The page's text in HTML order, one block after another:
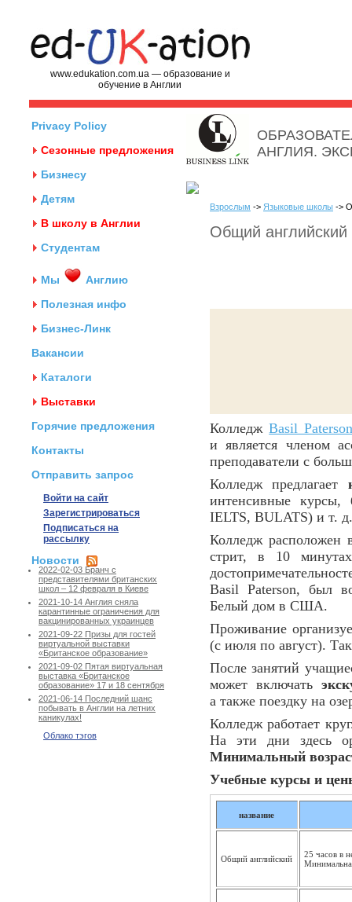
www.edukation.com.ua — образование и
обучение в Англии
Privacy Policy
Сезонные предложения
Бизнесу
Детям
В школу в Англии
Студентам
Мы
Англию
Полезная инфо
Бизнес-Линк
Вакансии
Каталоги
Выставки
Горячие предложения
Контакты
Отправить запрос
Войти на сайт
Зарегистрироваться
Подписаться на
рассылку
Новости
2022-02-03 Бранч с
представителями британских
школ – 12 февраля в Киеве
2021-10-14 Англия сняла
карантинные ограничения для
вакцинированных украинцев
2021-09-22 Призы для гостей
виртуальной выставки
«Британское образование»
2021-09-02 Пятая виртуальная
выставка «Британское
образование» 17 и 18 сентября
2021-06-14 Последний шанс
побывать в Англии на летних
каникулах!
Облако тэгов
АНГЛИЯ.
Взрослым -> Языковые школы ->
Общий английский
КолледжBasil
и является членом
преподаватели с
Колледж предлагает
интенсивные курсы,
IELTS, BULATS) и т.
Колледж расположен
стрит, в 10
Basil Paterson, был
Белый дом в США.
Проживание
(с июля по август).
После занятий
может включать
а также поездку на
Колледж работает
На эти дни здесь
Минимальный
Учебные курсы и
название
Общий английский
25 часов в